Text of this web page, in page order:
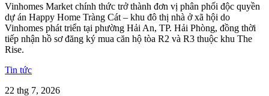
Vinhomes Market chính thức trở thành đơn vị phân phối độc quyền
dự án Happy Home Tràng Cát – khu đô thị nhà ở xã hội do
Vinhomes phát triển tại phường Hải An, TP. Hải Phòng, đồng thời
tiếp nhận hồ sơ đăng ký mua căn hộ tòa R2 và R3 thuộc khu The
Rise.
Tin tức
22 thg 7, 2026